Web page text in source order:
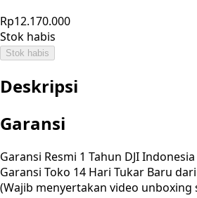
Rp12.170.000
Stok habis
Stok habis
Deskripsi
Garansi
Garansi Resmi 1 Tahun DJI Indonesia
Garansi Toko 14 Hari Tukar Baru
(Wajib menyertakan video unboxing